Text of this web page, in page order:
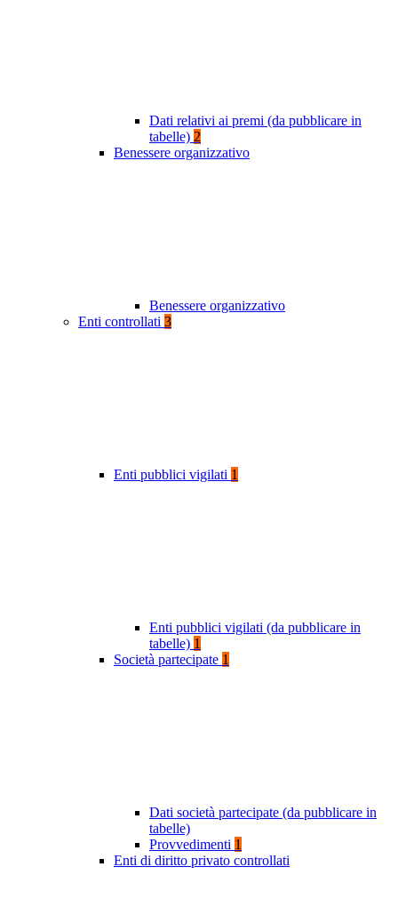
Dati relativi ai premi (da pubblicare in
tabelle) 2
Benessere organizzativo
Benessere organizzativo
Enti controllati 3
Enti pubblici vigilati 1
Enti pubblici vigilati (da pubblicare in
tabelle) 1
Società partecipate 1
Dati società partecipate (da pubblicare in
tabelle)
Provvedimenti 1
Enti di diritto privato controllati